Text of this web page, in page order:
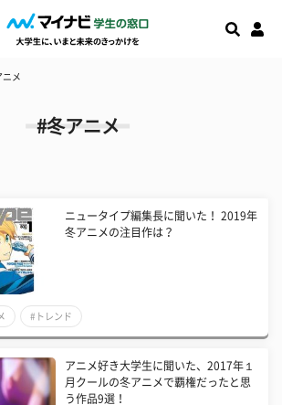
ニメ
#冬アニメ
ニュータイプ編集長に聞いた！ 2019年
冬アニメの注目作は？
#トレンド
アニメ好き大学生に聞いた、2017年１
月クールの冬アニメで覇権だったと思
う作品9選！